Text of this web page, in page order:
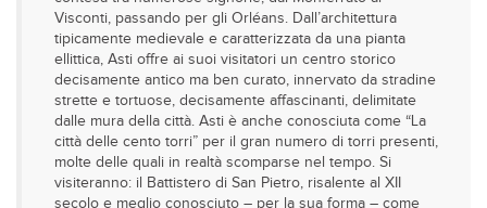
Visconti, passando per gli Orléans. Dall’architettura
tipicamente medievale e caratterizzata da una pianta
ellittica, Asti offre ai suoi visitatori un centro storico
decisamente antico ma ben curato, innervato da stradine
strette e tortuose, decisamente affascinanti, delimitate
dalle mura della città. Asti è anche conosciuta come “La
città delle cento torri” per il gran numero di torri presenti,
molte delle quali in realtà scomparse nel tempo. Si
visiteranno: il Battistero di San Pietro, risalente al XII
secolo e meglio conosciuto – per la sua forma – come